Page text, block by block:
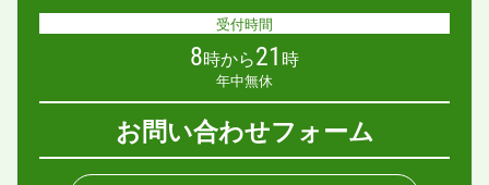
受付時間
8時から21 時
年中無休
お問い合わせフォーム